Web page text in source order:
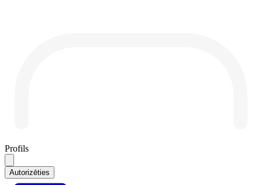
Profils
Autorizēties